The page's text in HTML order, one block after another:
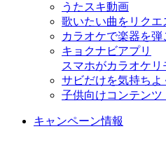
うたスキ動画
歌いたい曲をリクエ
カラオケで楽器を弾
キョクナビアプリ
スマホがカラオケリ
サビだけを気持ちよ
子供向けコンテンツ
キャンペーン情報